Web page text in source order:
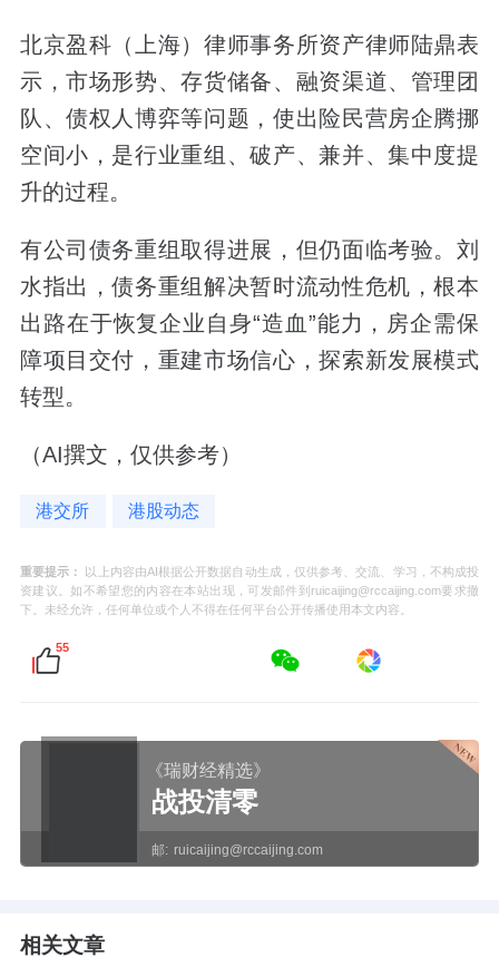
北京盈科（上海）律师事务所资产律师陆鼎表
示，市场形势、存货储备、融资渠道、管理团
队、债权人博弈等问题，使出险民营房企腾挪
空间小，是行业重组、破产、兼并、集中度提
升的过程。
有公司债务重组取得进展，但仍面临考验。刘
水指出，债务重组解决暂时流动性危机，根本
出路在于恢复企业自身“造血”能力，房企需保
障项目交付，重建市场信心，探索新发展模式
转型。
（AI撰文，仅供参考）
港交所 港股动态
重要提示：
以上内容由AI根据公开数据自动生成，仅供参考、交流、学习，不构成投
资建议。如不希望您的内容在本站出现，可发邮件到ruicaijing@rccaijing.com要求撤
下。未经允许，任何单位或个人不得在任何平台公开传播使用本文内容。
55
《瑞财经精选》
战投清零
邮: ruicaijing@rccaijing.com
相关文章